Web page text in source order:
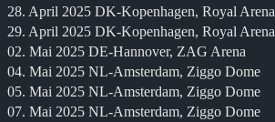
28. April 2025 DK-Kopenhagen, Royal Arena
29. April 2025 DK-Kopenhagen, Royal Arena
02. Mai 2025 DE-Hannover, ZAG Arena
04. Mai 2025 NL-Amsterdam, Ziggo Dome
05. Mai 2025 NL-Amsterdam, Ziggo Dome
07. Mai 2025 NL-Amsterdam, Ziggo Dome